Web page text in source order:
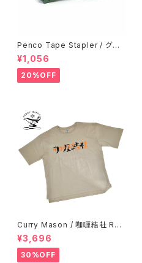
Penco Tape Stapler / グリ
ーン
¥1,056
20%OFF
Curry Mason / 咖喱結社 RET
RO T-Shirt
¥3,696
30%OFF